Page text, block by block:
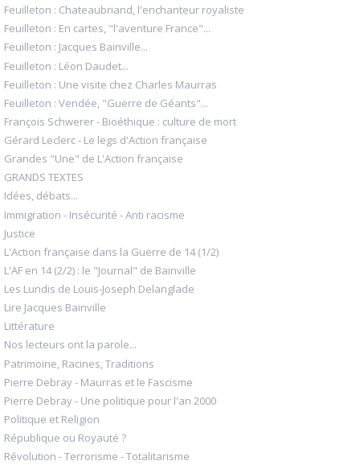
Feuilleton : Chateaubriand, l'enchanteur royaliste
Feuilleton : En cartes, "l'aventure France"...
Feuilleton : Jacques Bainville...
Feuilleton : Léon Daudet...
Feuilleton : Une visite chez Charles Maurras
Feuilleton : Vendée, "Guerre de Géants"...
François Schwerer - Bioéthique : culture de mort
Gérard Leclerc - Le legs d'Action française
Grandes "Une" de L'Action française
GRANDS TEXTES
Idées, débats...
Immigration - Insécurité - Anti racisme
Justice
L'Action française dans la Guerre de 14 (1/2)
L'AF en 14 (2/2) : le "Journal" de Bainville
Les Lundis de Louis-Joseph Delanglade
Lire Jacques Bainville
Littérature
Nos lecteurs ont la parole...
Patrimoine, Racines, Traditions
Pierre Debray - Maurras et le Fascisme
Pierre Debray - Une politique pour l'an 2000
Politique et Religion
République ou Royauté ?
Révolution - Terrorisme - Totalitarisme